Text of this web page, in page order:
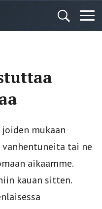
mukaan
tai ne
aikaamme.
kauan sitten.